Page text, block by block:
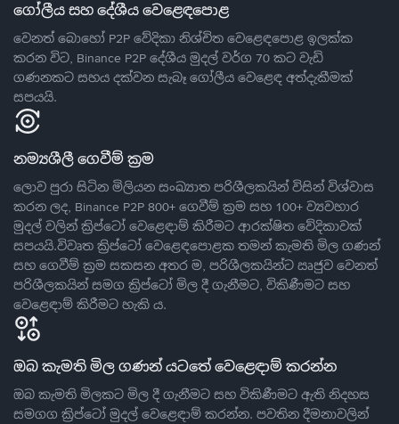
ගෝලීය සහ දේශීය වෙළෙඳපොළ
වෙනත් බොහෝ P2P වේදිකා නිශ්චිත වෙළෙඳපොළ ඉලක්ක
කරන විට, Binance P2P දේශීය මුදල් වර්ග 70 කට වැඩි
ගණනකට සහය දක්වන සැබෑ ගෝලීය වෙළෙඳ අත්දැකීමක්
සපයයි.
නම්‍යශීලී ගෙවීම් ක්‍රම
ලොව පුරා සිටින මිලියන සංඛ්‍යාත පරිශීලකයින් විසින් විශ්වාස
කරන ලද, Binance P2P 800+ ගෙවීම් ක්‍රම සහ 100+ ව්‍යවහාර
මුදල් වලින් ක්‍රිප්ටෝ වෙළෙඳාම් කිරීමට ආරක්ෂිත වේදිකාවක්
සපයයි.විවෘත ක්‍රිප්ටෝ වෙළෙඳපොළක තමන් කැමති මිල ගණන්
සහ ගෙවීම් ක්‍රම සකසන අතර ම, පරිශීලකයින්ට ඍජුව වෙනත්
පරිශීලකයින් සමග ක්‍රිප්ටෝ මිල දී ගැනීමට, විකිණීමට සහ
වෙළෙඳාම් කිරීමට හැකි ය.
ඔබ කැමති මිල ගණන් යටතේ වෙළෙඳාම් කරන්න
ඔබ කැමති මිලකට මිල දී ගැනීමට සහ විකිණීමට ඇති නිදහස
සමගග ක්‍රිප්ටෝ මුදල් වෙළෙඳාම් කරන්න. පවතින දීමනාවලින්